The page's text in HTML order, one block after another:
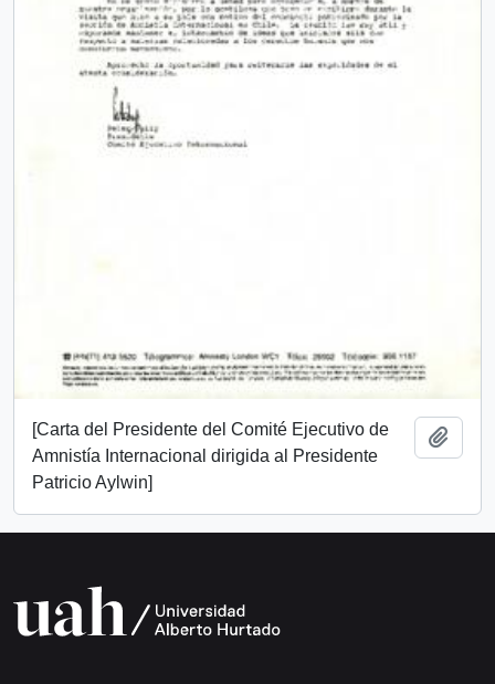
[Carta del Presidente del Comité Ejecutivo de
Amnistía Internacional dirigida al Presidente
Patricio Aylwin]